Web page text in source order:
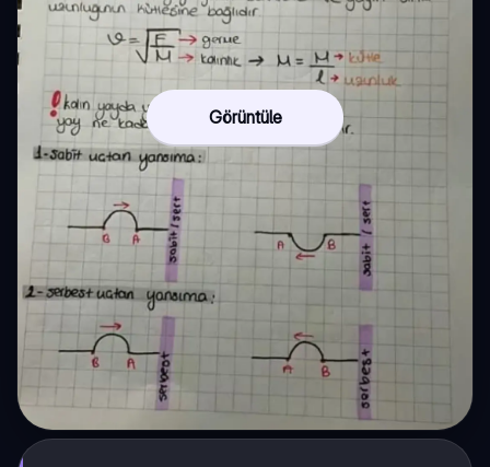
Görüntüle